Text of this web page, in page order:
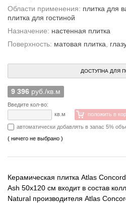
Области применения: плитка для
плитка для гостиной
Назначение: настенная плитка
Поверхность: матовая плитка
ДОСТУПНА ДЛЯ
9 396 руб./кв.м
Введите кол-во:
кв.м
положить в
автоматически добавлять в запас 5%
( ничего не выбрано )
Керамическая плитка Atlas
Ash 50x120 см входит в состав
Natural производителя Atlas